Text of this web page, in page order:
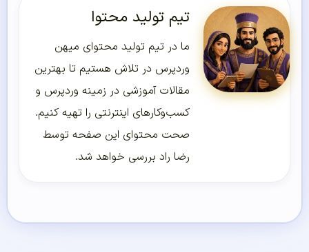
تیم تولید محتوا
ما در تیم تولید محتوای میهن
وردپرس در تلاش هستیم تا بهترین
مقالات آموزشی در زمینه وردپرس و
کسب‌و‌کارهای اینترنتی را تهیه کنیم.
صحت محتوای این صفحه توسط
رضا راد بررسی خواهد شد.